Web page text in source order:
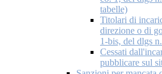
tabelle)
Titolari di
direzione o di
1-bis, del dlgs
Cessati
pubblicare sul